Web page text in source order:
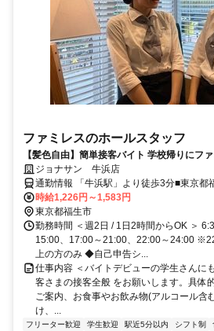
ファミレスのホールスタッフ
【髪色自由】簡単接客バイト 学校帰りにフ
ない方も大歓迎 曜日や時間の希望も相談
ん考慮します!!
ジョナサン 牛浜店
通勤情報 「牛浜駅」より徒歩3分■東京都
時給1,226円～1,583円
東京都福生市
勤務時間 ＜週2日 / 1日2時間からOK ＞
15:00、17:00～21:00、22:00～24:00
上の方のみ ◆自己申告シ...
仕事内容 ＜バイトデビューの学生さんに
客さまの接客全般 をお願いします。具体
ご案内、お食事やお飲み物(アルコール含
け、...
フリーター歓迎 学生歓迎 駅近5分以内 シフト制